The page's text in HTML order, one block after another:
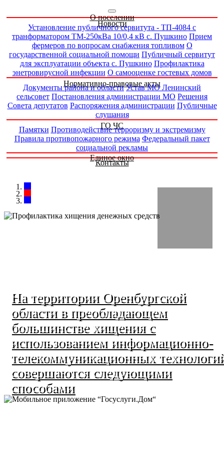
О поселении
Новости
Установление публичного сервитута - ТП-4084 с
транформатором ТМ-250кВа 10/0,4 кВ с. Пушкино Прием
фермеров по вопросам снабжения топливом О
государственной социальной помощи Публичный сервитут
для эксплуатации объекта с. Пушкино Профилактика
энетровирусной инфекции О самооценке гостевых домов
Нормативно-правовые акты
Документы района и области Устав МО Ленинский
сельсовет Постановления администрации МО Решения
Совета депутатов Распоряжения администрации Публичные
слушания
ГО ЧС
Памятки Противодействие терроризму и экстремизму
Правила противопожарного режима Федеральный пакет
социальной рекламы
Единое окно
Контакты
На территории Оренбургской
области в преобладающем
большинстве хищения с
использованием информационно-
телекоммуникационных
совершаются следующими
способами